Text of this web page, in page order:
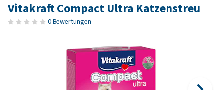
Vitakraft Compact Ultra Katzenstreu
0 Bewertungen